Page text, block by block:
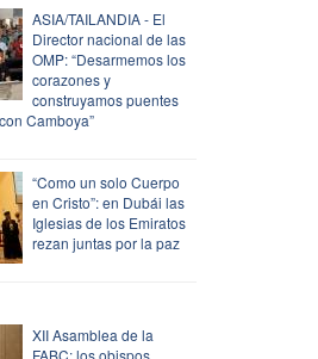
ASIA/TAILANDIA - El
Director nacional de las
OMP: “Desarmemos los
corazones y
construyamos puentes
Camboya”
“Como un solo Cuerpo
en Cristo”: en Dubái las
Iglesias de los Emiratos
rezan juntas por la paz
XII Asamblea de la
FABC: los obispos